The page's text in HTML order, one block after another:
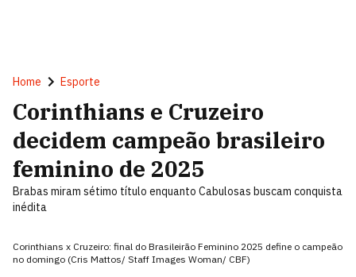
Home Esporte
Corinthians e Cruzeiro
decidem campeão brasileiro
feminino de 2025
Brabas miram sétimo título enquanto Cabulosas buscam conquista
inédita
Corinthians x Cruzeiro: final do Brasileirão Feminino 2025 define o campeão
no domingo (Cris Mattos/ Staff Images Woman/ CBF)